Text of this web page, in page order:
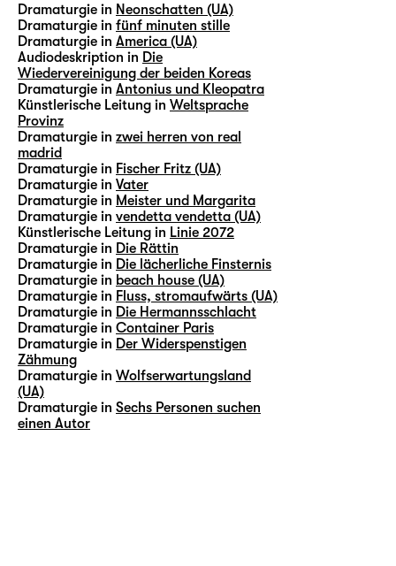
Dramaturgie in Neonschatten (UA)
Dramaturgie in fünf minuten stille
Dramaturgie in America (UA)
Audiodeskription in Die
Wiedervereinigung der beiden Koreas
Dramaturgie in Antonius und Kleopatra
Künstlerische Leitung in Weltsprache
Provinz
Dramaturgie in zwei herren von real
madrid
Dramaturgie in Fischer Fritz (UA)
Dramaturgie in Vater
Dramaturgie in Meister und Margarita
Dramaturgie in vendetta vendetta (UA)
Künstlerische Leitung in Linie 2072
Dramaturgie in Die Rättin
Dramaturgie in Die lächerliche Finsternis
Dramaturgie in beach house (UA)
Dramaturgie in Fluss, stromaufwärts (UA)
Dramaturgie in Die Hermannsschlacht
Dramaturgie in Container Paris
Dramaturgie in Der Widerspenstigen
Zähmung
Dramaturgie in Wolfserwartungsland
(UA)
Dramaturgie in Sechs Personen suchen
einen Autor